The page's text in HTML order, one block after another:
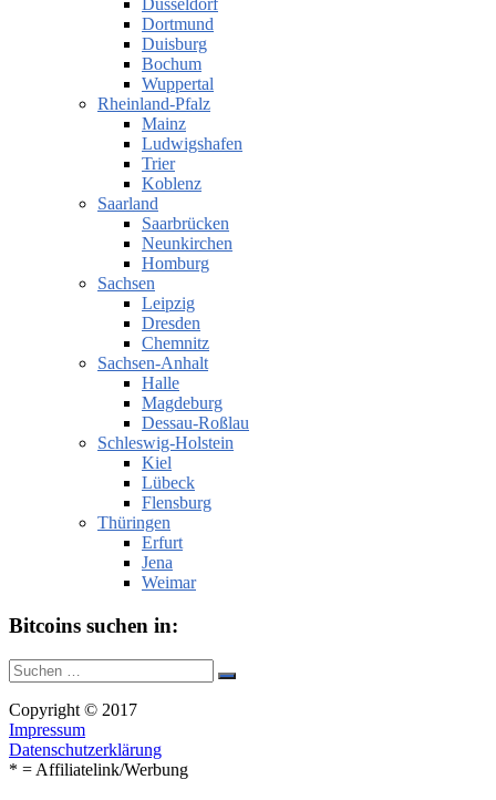
Düsseldorf
Dortmund
Duisburg
Bochum
Wuppertal
Rheinland-Pfalz
Mainz
Ludwigshafen
Trier
Koblenz
Saarland
Saarbrücken
Neunkirchen
Homburg
Sachsen
Leipzig
Dresden
Chemnitz
Sachsen-Anhalt
Halle
Magdeburg
Dessau-Roßlau
Schleswig-Holstein
Kiel
Lübeck
Flensburg
Thüringen
Erfurt
Jena
Weimar
Bitcoins suchen in:
Suche
nach:
Suchen
Copyright © 2017
Impressum
Datenschutzerklärung
* = Affiliatelink/Werbung